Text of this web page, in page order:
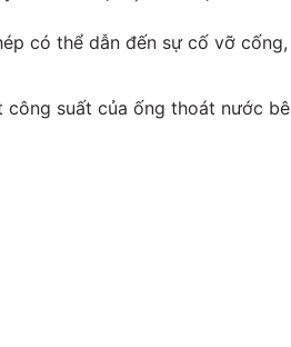
có thể dẫn đến sự cố vỡ cống,
công suất của ống thoát nước bê